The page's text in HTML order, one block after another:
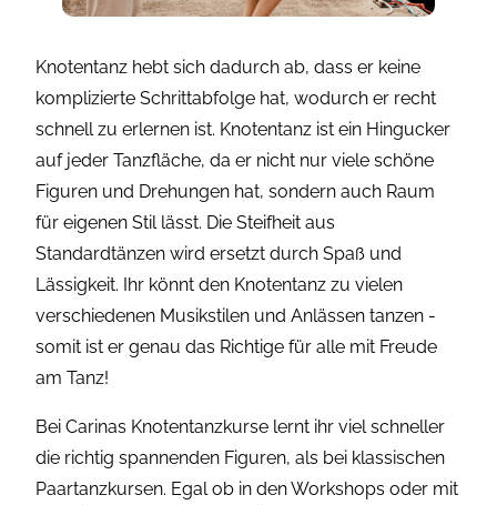
Knotentanz hebt sich dadurch ab, dass er keine
komplizierte Schrittabfolge hat, wodurch er recht
schnell zu erlernen ist. Knotentanz ist ein Hingucker
auf jeder Tanzfläche, da er nicht nur viele schöne
Figuren und Drehungen hat, sondern auch Raum
für eigenen Stil lässt. Die Steifheit aus
Standardtänzen wird ersetzt durch Spaß und
Lässigkeit. Ihr könnt den Knotentanz zu vielen
verschiedenen Musikstilen und Anlässen tanzen -
somit ist er genau das Richtige für alle mit Freude
am Tanz!
Bei Carinas Knotentanzkurse lernt ihr viel schneller
die richtig spannenden Figuren, als bei klassischen
Paartanzkursen. Egal ob in den Workshops oder mit